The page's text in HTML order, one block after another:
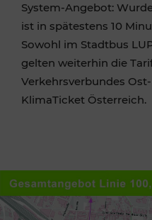
System-Angebot:
ist in spätestens 10
Sowohl im Stadtbus
gelten weiterhin die
Verkehrsverbundes
KlimaTicket Österreich.